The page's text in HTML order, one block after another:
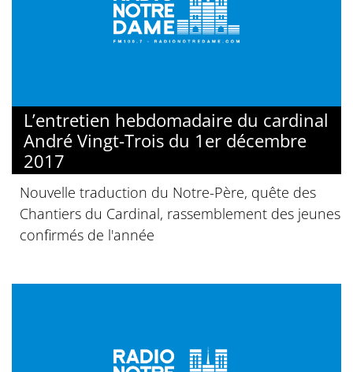
L’entretien hebdomadaire du cardinal
André Vingt-Trois du 1er décembre
2017
Nouvelle traduction du Notre-Père, quête des
Chantiers du Cardinal, rassemblement des jeunes
confirmés de l'année